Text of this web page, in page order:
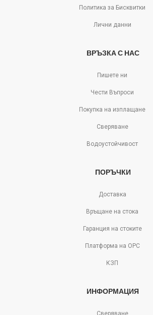
Политика за Бисквитки
Лични данни
ВРЪЗКА С НАС
Пишете ни
Чести Въпроси
Покупка на изплащане
Сверяване
Водоустойчивост
ПОРЪЧКИ
Доставка
Връщане на стока
Гаранция на стоките
Платформа на ОРС
КЗП
ИНФОРМАЦИЯ
Сверяване